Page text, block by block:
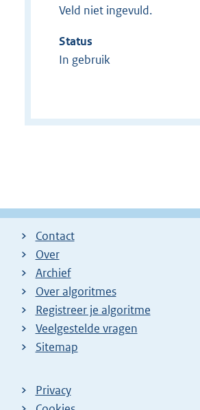
Veld niet ingevuld.
Status
In gebruik
Contact
Over
Archief
Over algoritmes
Registreer je algoritme
Veelgestelde vragen
Sitemap
Privacy